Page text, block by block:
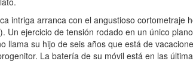
intriga arranca con el angustioso
Un ejercicio de tensión rodado en un único
llama su hijo de seis años que está de
La batería de su móvil está en las